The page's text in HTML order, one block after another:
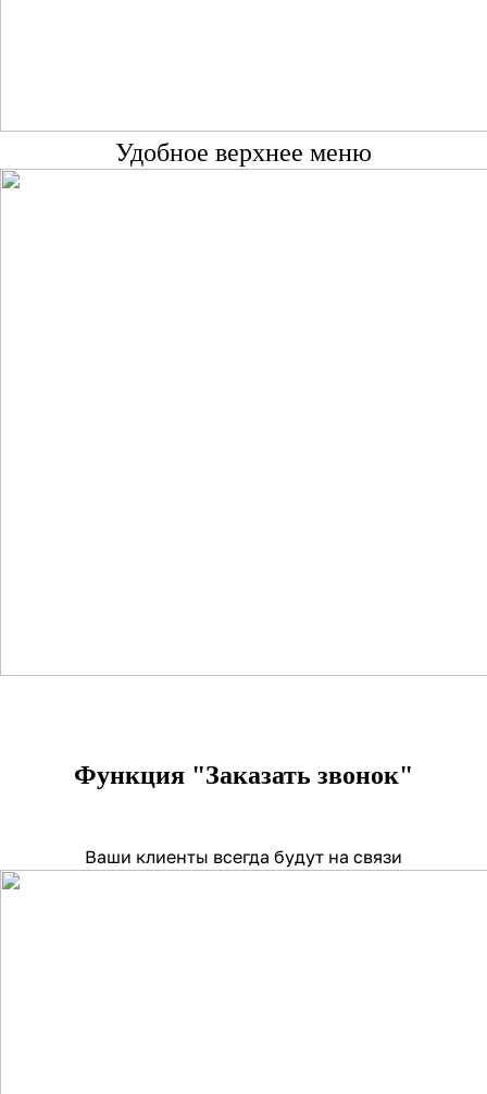
Удобное верхнее меню
Функция "Заказать звонок"
Ваши клиенты всегда будут на связи